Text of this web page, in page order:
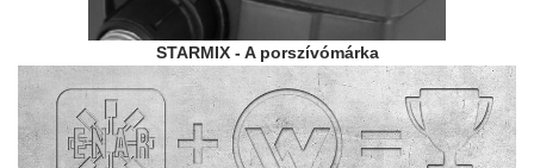
STARMIX - A porszívómárka